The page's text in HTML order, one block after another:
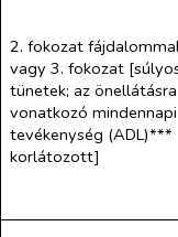
2. fokozat
vagy 3. fokozat
tünetek; az önellátásra
vonatkozó mindennapi
tevékenység (ADL)***
korlátozott]